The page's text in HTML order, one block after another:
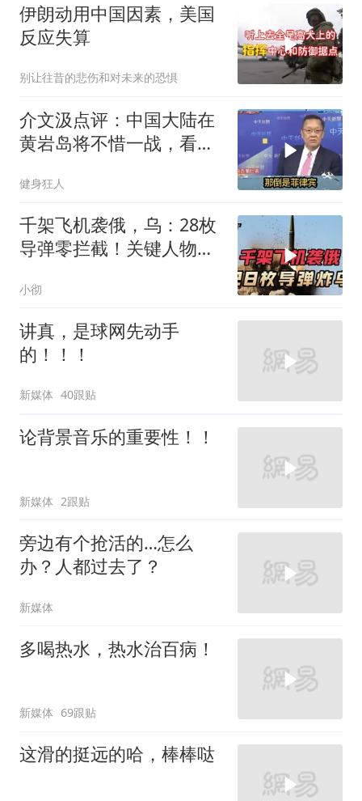
伊朗动用中国因素，美国
反应失算
别让往昔的悲伤和对未来的恐惧
介文汲点评：中国大陆在
黄岩岛将不惜一战，看你
健身狂人
千架飞机袭俄，乌：28枚
导弹零拦截！关键人物被
小彻
讲真，是球网先动手
的！！！
新媒体 40跟贴
论背景音乐的重要性！！
新媒体 2跟贴
旁边有个抢活的…怎么
办？人都过去了？
新媒体
多喝热水，热水治百病！
新媒体 69跟贴
这滑的挺远的哈，棒棒哒